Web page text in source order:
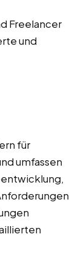
Freelancer
und
für
umfassen